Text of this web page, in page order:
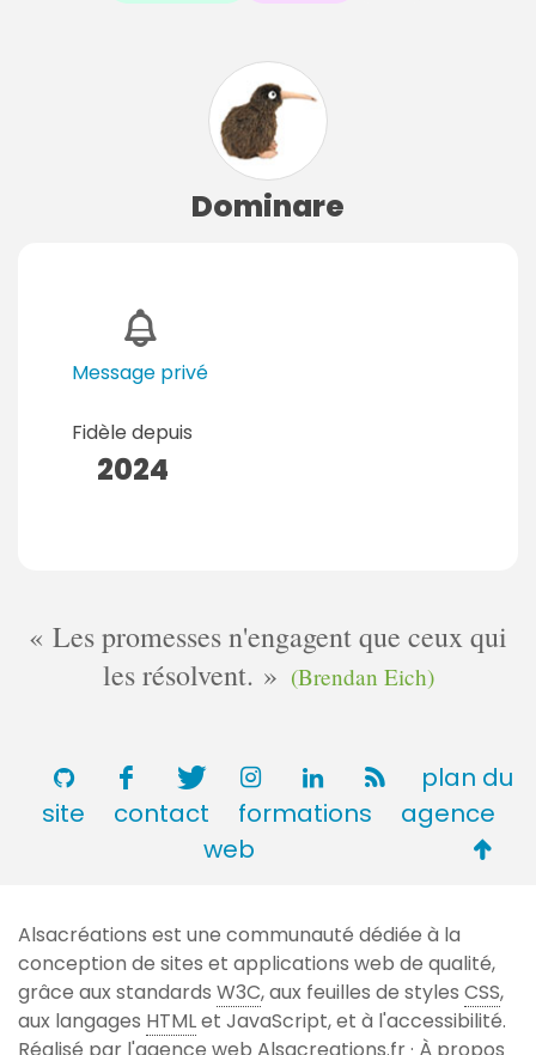
Dominare
Message privé
Fidèle depuis
2024
Les promesses n'engagent que ceux qui
les résolvent.
(Brendan Eich)
plan du
site
contact formations
agence
web
de
page
Alsacréations est une communauté dédiée à la
conception de sites et applications web de qualité,
grâce aux standards W3C, aux feuilles de styles CSS,
aux langages HTMLet JavaScript, et à l'accessibilité.